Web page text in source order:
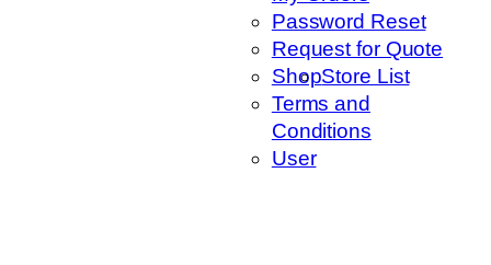
Password Reset
Request for Quote
ShopStore List
Terms and
Conditions
User